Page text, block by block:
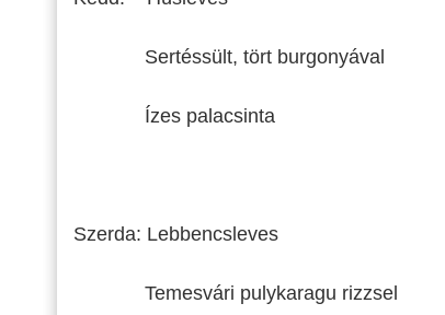
Sertéssült, tört burgonyával
Ízes palacsinta
Szerda: Lebbencsleves
Temesvári pulykaragu rizzsel